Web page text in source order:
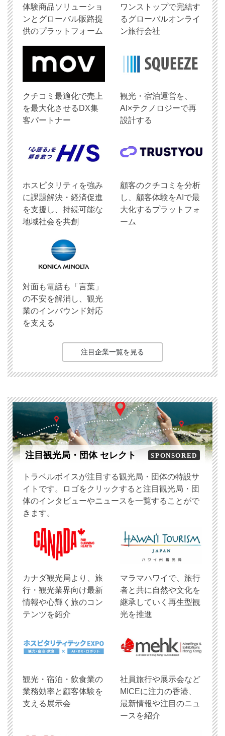
体験商品ソリューショ
ンとグローバル販路提
供のプラットフォーム
ワンストップで完結す
るグローバルオンライ
ン旅行会社
クチコミ最適化で売上
を最大化させるDX集
客パートナー
観光・宿泊運営を、
AI×テクノロジーで再
設計する
ホスピタリティを強み
に課題解決・経済促進
を支援し、持続可能な
地域社会を共創
顧客のクチコミを分析
し、顧客体験をAIで最
大化するプラットフォ
ーム
対面も電話も「言葉」
の不安を解消し、観光
業のインバウンド対応
を支える
注目企業一覧を見る
注目観光局・団体 セレクト SPONSORED
トラベルボイスが注目する観光局・団体の特設サ
イトです。ロゴをクリックすると注目観光局・団
体のインタビューやニュースを一覧することがで
きます。
​カナダ観光局より、旅
行・観光業界向け最新
情報や心輝く旅のコン
テンツを紹介
マラマハワイで、旅行
者と共に自然や文化を
継承していく再生型観
光を推進
観光・宿泊・飲食業の
業務効率と顧客体験を
支える展示会
社員旅行や展示会など
MICEに注力の香港、
最新情報や注目のニュ
ースを紹介